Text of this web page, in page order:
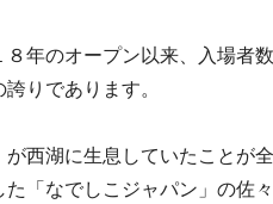
年のオープン以来、入場者
りであります。
西湖に生息していたことが
「なでしこジャパン」の佐